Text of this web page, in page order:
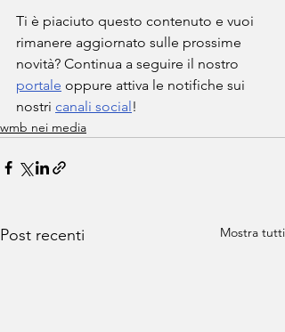
Ti è piaciuto questo contenuto e vuoi
rimanere aggiornato sulle prossime
novità? Continua a seguire il nostro
portale oppure attiva le notifiche sui
nostri canali social !
wmb nei media
Post recenti Mostra tutti